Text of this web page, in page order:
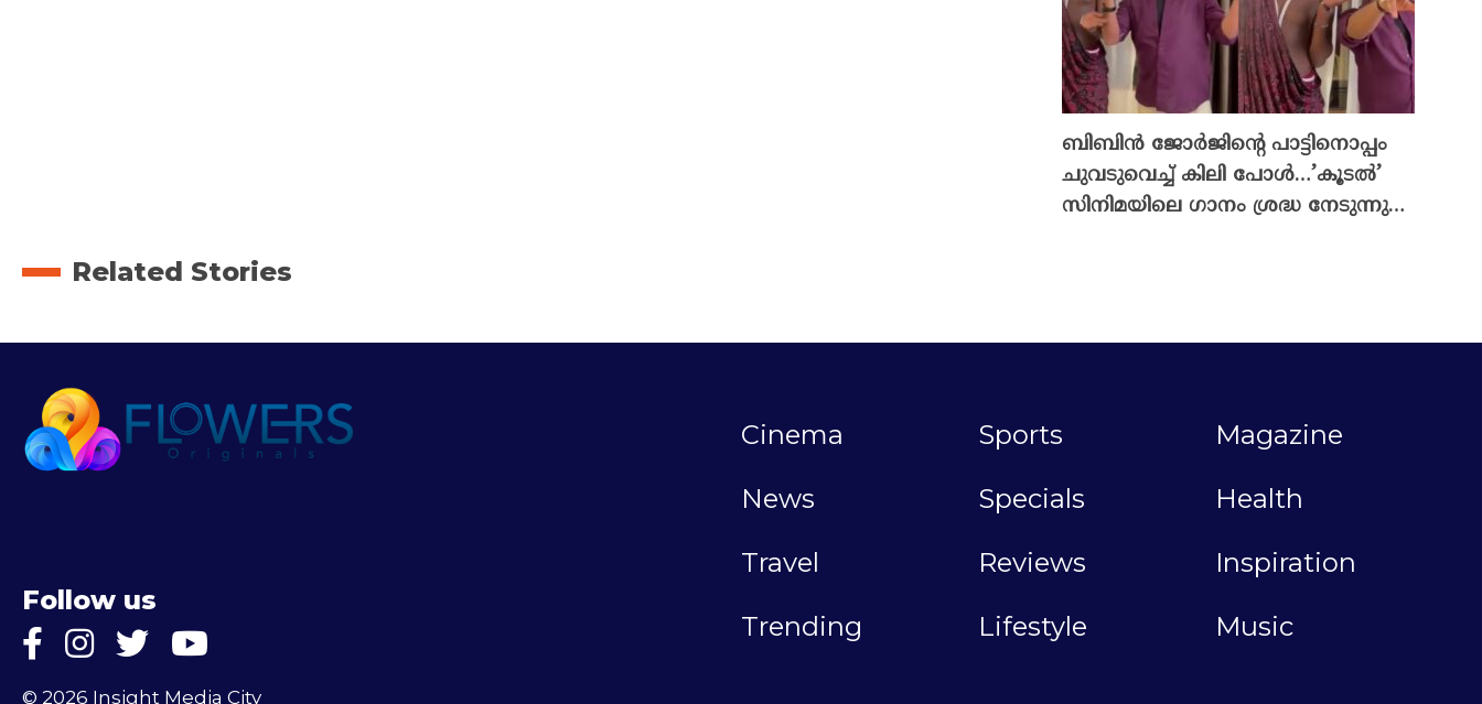
ബിബിൻ ജോർജിന്റെ പാട്ടിനൊപ്പം
ചുവടുവെച്ച് കിലി പോൾ…’കൂടൽ’
സിനിമയിലെ ഗാനം ശ്രദ്ധ നേടുന്നു…
Related Stories
Follow us
© 2026 Insight Media City
Cinema Sports
Magazine
News
Specials
Health
Travel
Reviews
Inspiration
Trending
Lifestyle Music